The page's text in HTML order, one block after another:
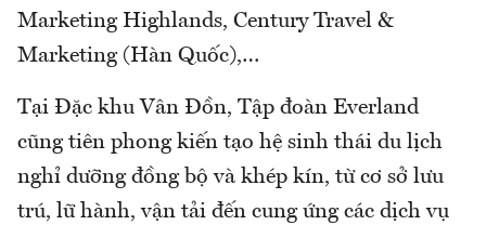
Marketing Highlands, Century Travel &
Marketing (Hàn Quốc),…
Tại Đặc khu Vân Đồn, Tập đoàn Everland
cũng tiên phong kiến tạo hệ sinh thái du lịch
nghỉ dưỡng đồng bộ và khép kín, từ cơ sở lưu
trú, lữ hành, vận tải đến cung ứng các dịch vụ